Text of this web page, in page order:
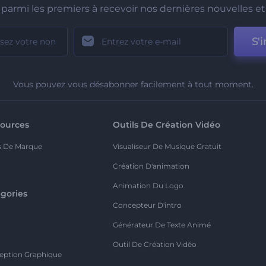
parmi les premiers à recevoir nos dernières nouvelles et
Vous pouvez vous désabonner facilement à tout moment.
De Marque
Graphique
Outils De Création Vidéo
Visualiseur De Musique Gratuit
Création D'animation
Animation Du Logo
Concepteur D'intro
Générateur De Texte Animé
Outil De Création Vidéo